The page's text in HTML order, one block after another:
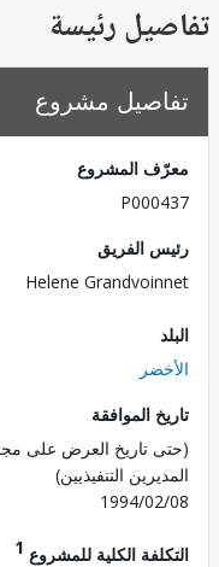
رئيسة
مشروع
المشروع
الفريق
Helene
الموافقة
تاريخ العرض على مجلس
التنفيذيين)
1994/
الكلية للمشروع1